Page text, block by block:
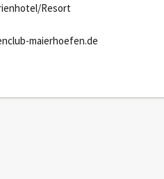
Resort
maierhoefen.de